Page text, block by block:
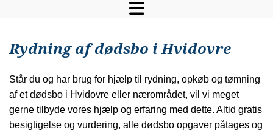
Rydning af dødsbo i Hvidovre
Står du og har brug for hjælp til rydning, opkøb og tømning
af et dødsbo i Hvidovre eller nærområdet, vil vi meget
gerne tilbyde vores hjælp og erfaring med dette. Altid gratis
besigtigelse og vurdering, alle dødsbo opgaver påtages og